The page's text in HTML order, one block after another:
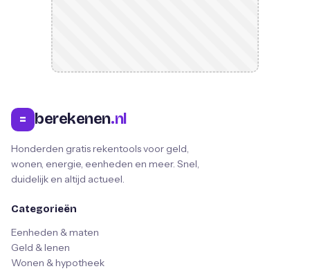
= berekenen.nl
Honderden gratis rekentools voor geld,
wonen, energie, eenheden en meer. Snel,
duidelijk en altijd actueel.
Categorieën
Eenheden & maten
Geld & lenen
Wonen & hypotheek